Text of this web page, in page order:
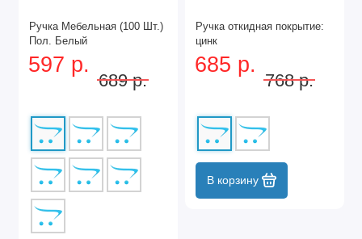
Ручка Мебельная (100 Шт.)
Пол. Белый
597 р.
689 р.
Ручка откидная покрытие:
цинк
685 р.
768 р.
В корзину